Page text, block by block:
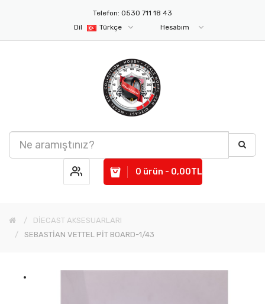
Telefon: 0530 711 18 43
Dil
Türkçe Hesabım
0 ürün - 0,00TL
DİECAST AKSESUARLARI
SEBASTİAN VETTEL PİT BOARD-1/43